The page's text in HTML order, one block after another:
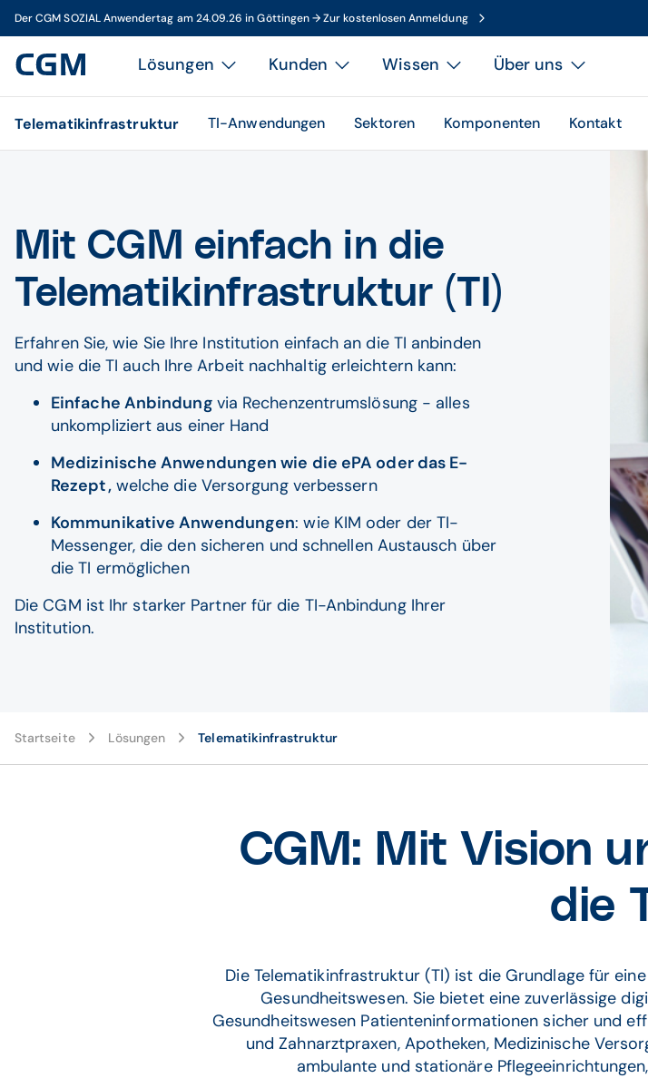
Der CGM SOZIAL Anwendertag am 24.09.26 in Göttingen → Zur kostenlosen Anmeldung
Lösungen Kunden Wissen Über uns
Telematikinfrastruktur Kontakt
TI-Anwendungen Sektoren Komponenten
Mit CGM einfach in die
Telematikinfrastruktur (TI)
Erfahren Sie, wie Sie Ihre Institution einfach an die TI anbinden
und wie die TI auch Ihre Arbeit nachhaltig erleichtern kann:
Einfache Anbindung via Rechenzentrumslösung - alles
unkompliziert aus einer Hand
Medizinische Anwendungen wie die ePA oder das E-
Rezept,welche die Versorgung verbessern
Kommunikative Anwendungen: wie KIM oder der TI-
Messenger, die den sicheren und schnellen Austausch über
die TI ermöglichen
Die CGM ist Ihr starker Partner für die TI-Anbindung Ihrer
Institution.
Startseite Lösungen Telematikinfrastruktur
CGM: Mit Vision
die
Die Telematikinfrastruktur (TI) ist die Grundlage für
Gesundheitswesen. Sie bietet eine zuverlässige
Gesundheitswesen Patienteninformationen sicher und
und Zahnarztpraxen, Apotheken, Medizinische
ambulante und stationäre